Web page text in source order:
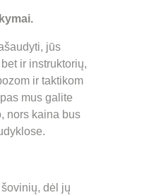
jūs
ir instruktorių,
ir taktikom
mus galite
nors kaina bus
dėl jų